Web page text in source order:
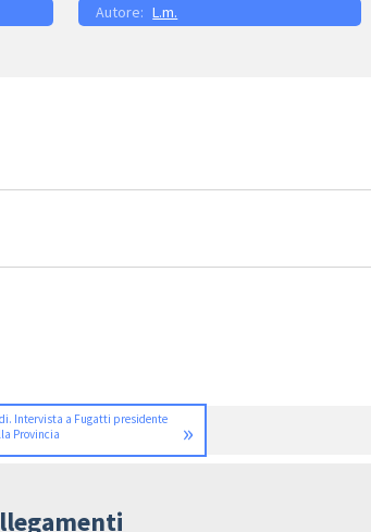
L.m.
Intervista a Fugatti presidente
Provincia
»